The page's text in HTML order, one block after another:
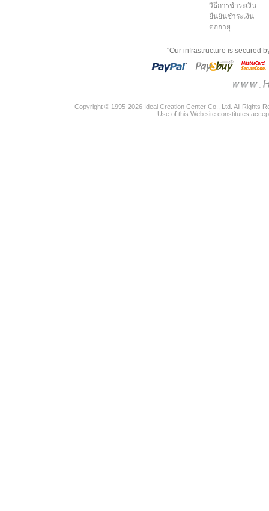
วิธีการชำระเงิน
ยืนยันชำระเงิน
ต่ออายุ
"Our infrastructure is secured
Copyright © 1995-2026 Ideal Creation Center Co., Ltd. All Rights
Use of this Web site constitutes